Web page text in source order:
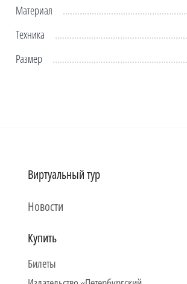
Материал
Техника
Размер
Виртуальный тур
Новости
Купить
Билеты